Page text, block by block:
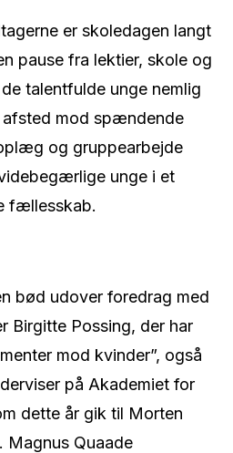
er skoledagen langt
pause fra lektier, skole og
talentfulde unge nemlig
afsted mod spændende
og gruppearbejde
unge i et
fællesskab.
bød udover foredrag med
Birgitte Possing, der har
mod kvinder”, også
på Akademiet for
dette år gik til Morten
Magnus Quaade